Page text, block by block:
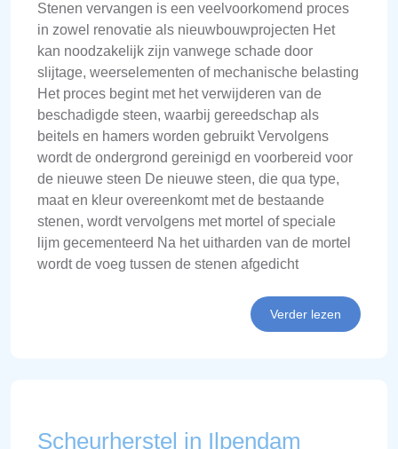
Stenen vervangen is een veelvoorkomend proces
in zowel renovatie als nieuwbouwprojecten Het
kan noodzakelijk zijn vanwege schade door
slijtage, weerselementen of mechanische belasting
Het proces begint met het verwijderen van de
beschadigde steen, waarbij gereedschap als
beitels en hamers worden gebruikt Vervolgens
wordt de ondergrond gereinigd en voorbereid voor
de nieuwe steen De nieuwe steen, die qua type,
maat en kleur overeenkomt met de bestaande
stenen, wordt vervolgens met mortel of speciale
lijm gecementeerd Na het uitharden van de mortel
wordt de voeg tussen de stenen afgedicht
Verder lezen
Scheurherstel in Ilpendam